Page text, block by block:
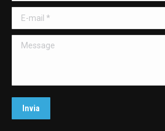
window
E-mail *
Message
Invia